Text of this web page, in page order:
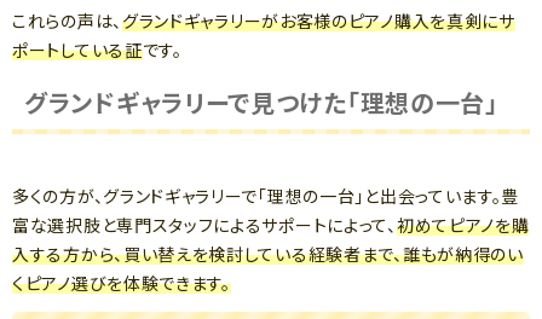
これらの声は、 グランドギャラリーがお客様のピアノ購入を真剣にサ
ポートしている証です。
グランドギャラリーで見つけた「理想の一台」
多くの方が、グランドギャラリーで「理想の一台」と出会っています。豊
富な選択肢と専門スタッフによるサポートによって、 初めてピアノを購
入する方から、買い替えを検討している経験者まで、誰もが納得のい
くピアノ選びを体験できます。